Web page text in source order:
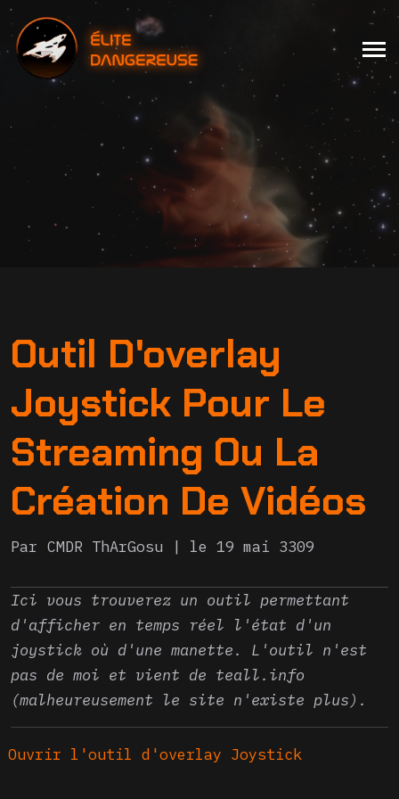
Outil D'overlay
Joystick Pour Le
Streaming Ou La
Création De Vidéos
Par CMDR ThArGosu le 19 mai 3309
Ici vous trouverez un outil permettant
d'afficher en temps réel l'état d'un
joystick où d'une manette. L'outil n'est
pas de moi et vient de teall.info
(malheureusement le site n'existe plus).
Ouvrir l'outil d'overlay Joystick